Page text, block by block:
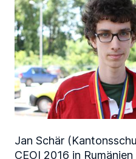
Jan Schär
CEOI 2016 in